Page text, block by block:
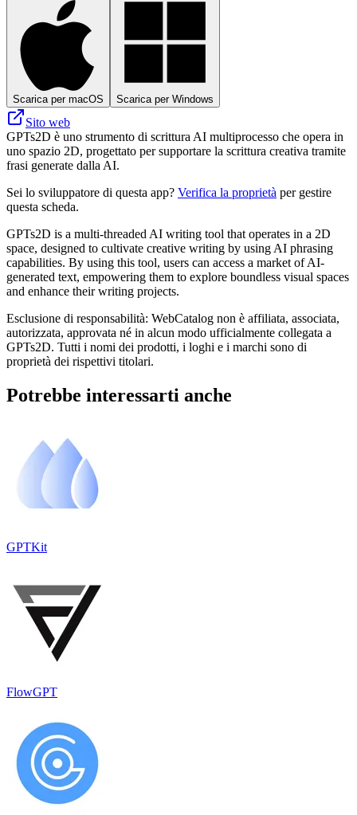
Scarica per macOS Scarica per Windows
Sito web
GPTs2D è uno strumento di scrittura AI multiprocesso che opera in
uno spazio 2D, progettato per supportare la scrittura creativa tramite
frasi generate dalla AI.
Sei lo sviluppatore di questa app? Verifica la proprietà per gestire
questa scheda.
GPTs2D is a multi-threaded AI writing tool that operates in a 2D
space, designed to cultivate creative writing by using AI phrasing
capabilities. By using this tool, users can access a market of AI-
generated text, empowering them to explore boundless visual spaces
and enhance their writing projects.
Esclusione di responsabilità: WebCatalog non è affiliata, associata,
autorizzata, approvata né in alcun modo ufficialmente collegata a
GPTs2D. Tutti i nomi dei prodotti, i loghi e i marchi sono di
proprietà dei rispettivi titolari.
Potrebbe interessarti anche
GPTKit
FlowGPT